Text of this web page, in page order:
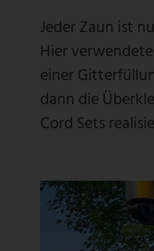
Jeder Zaun ist
Hier
einer
dann die
Cord Sets